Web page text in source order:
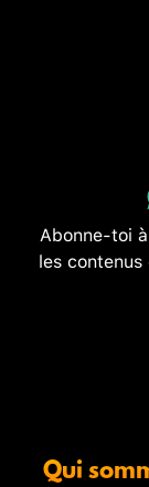
Abonne-toi
les
Qui